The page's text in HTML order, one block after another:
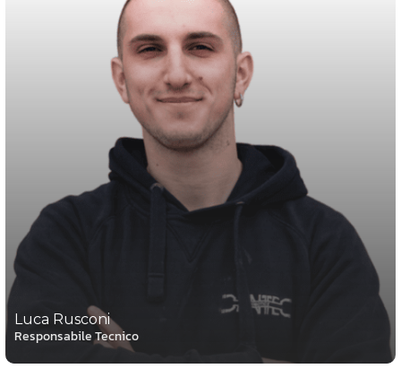
Luca Rusconi
Responsabile Tecnico